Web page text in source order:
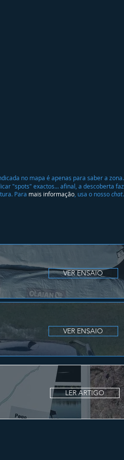
no mapa é apenas para saber a zona.
"spots" exactos... afinal, a descoberta faz
Para mais informação , usa o nossochat.
VER ENSAIO
VER ENSAIO
LER ARTIGO